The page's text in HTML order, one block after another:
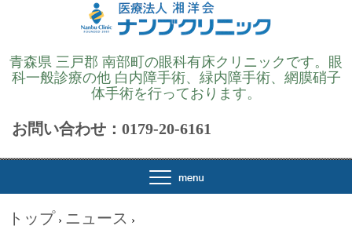
青森県 三戸郡 南部町の眼科有床クリニックです。眼
科一般診療の他 白内障手術、緑内障手術、網膜硝子
体手術を行っております。
お問い合わせ：0179-20-6161
トップ › ニュース ›